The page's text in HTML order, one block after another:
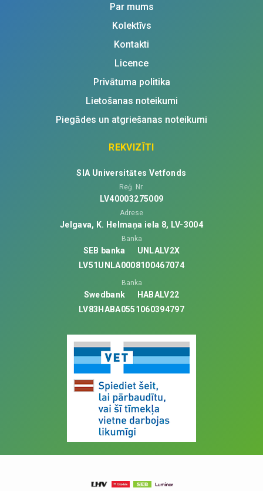
Par mums
Kolektīvs
Kontakti
Licence
Privātuma politika
Lietošanas noteikumi
Piegādes un atgriešanas noteikumi
REKVIZĪTI
SIA Universitātes Vetfonds
Reģ. Nr.
LV40003275009
Adrese
Jelgava, K. Helmaņa iela 8, LV-3004
Banka
SEB banka
UNLALV2X
LV51UNLA0008100467074
Banka
Swedbank
HABALV22
LV83HABA0551060394797